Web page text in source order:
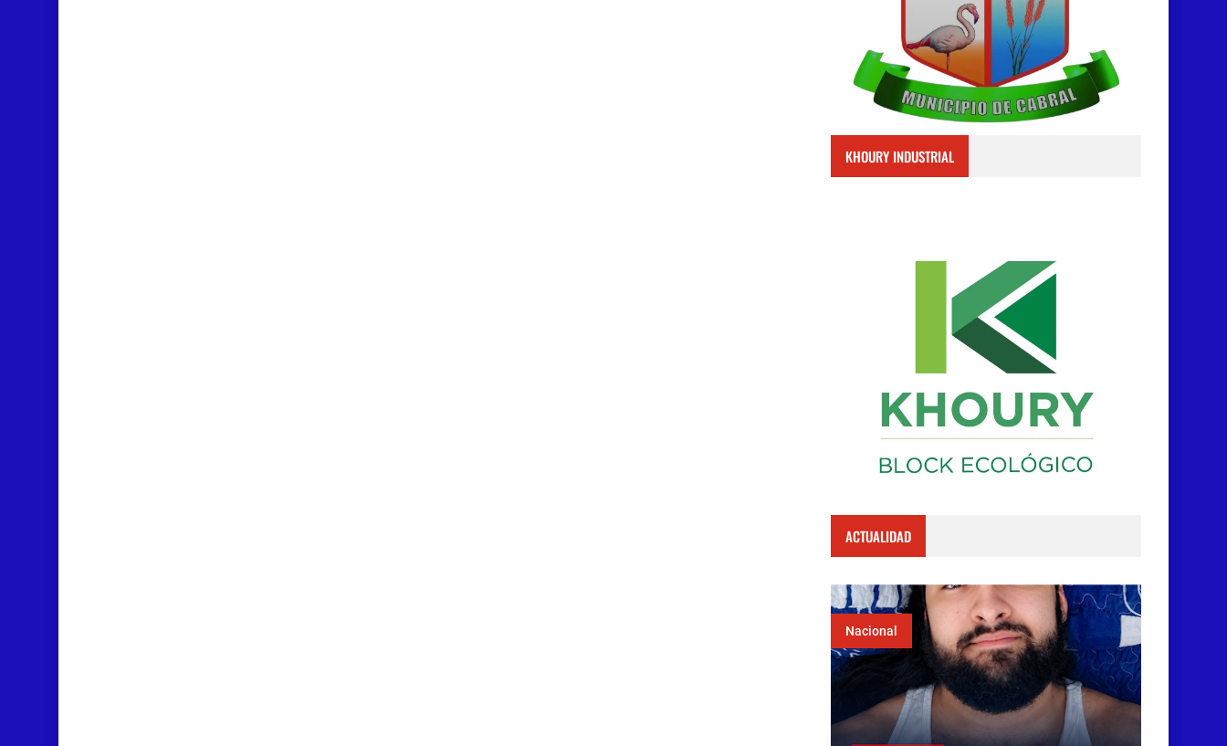
KHOURY INDUSTRIAL
ACTUALIDAD
Nacional